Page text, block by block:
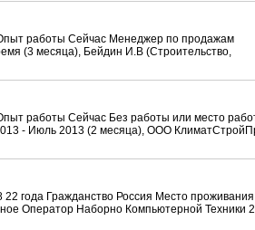
работы Сейчас Менеджер по продажам
(3 месяца), Бейдин И.В (Строительство,
работы Сейчас Без работы или место
- Июль 2013 (2 месяца), ООО
года Гражданство Россия Место
Оператор Наборно Компьютерной Техники